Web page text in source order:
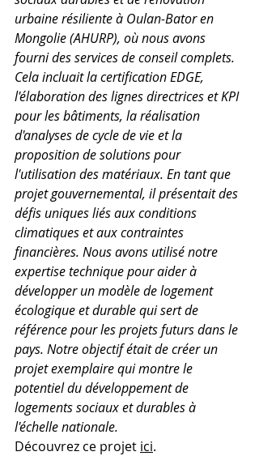
urbaine résiliente à Oulan-Bator en
Mongolie (AHURP), où nous avons
fourni des services de conseil complets.
Cela incluait la certification EDGE,
l'élaboration des lignes directrices et KPI
pour les bâtiments, la réalisation
d'analyses de cycle de vie et la
proposition de solutions pour
l'utilisation des matériaux. En tant que
projet gouvernemental, il présentait des
défis uniques liés aux conditions
climatiques et aux contraintes
financières. Nous avons utilisé notre
expertise technique pour aider à
développer un modèle de logement
écologique et durable qui sert de
référence pour les projets futurs dans le
pays. Notre objectif était de créer un
projet exemplaire qui montre le
potentiel du développement de
logements sociaux et durables à
l'échelle nationale.
Découvrez ce projet ici.